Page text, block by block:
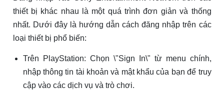
thiết bị khác nhau là một quá trình đơn giản và thống
nhất. Dưới đây là hướng dẫn cách đăng nhập trên các
loại thiết bị phổ biến:
Trên PlayStation: Chọn \"Sign In\" từ menu chính,
nhập thông tin tài khoản và mật khẩu của bạn để truy
cập vào các dịch vụ và trò chơi.